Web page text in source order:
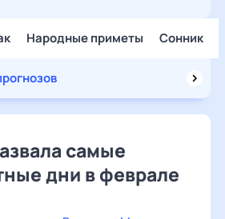
Народные приметы Сонник
самые
дни в феврале